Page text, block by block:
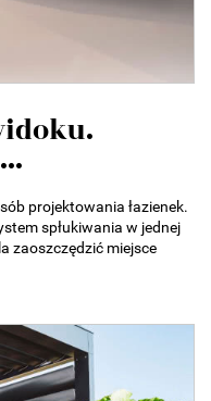
projektowania łazienek.
spłukiwania w jednej
zaoszczędzić miejsce